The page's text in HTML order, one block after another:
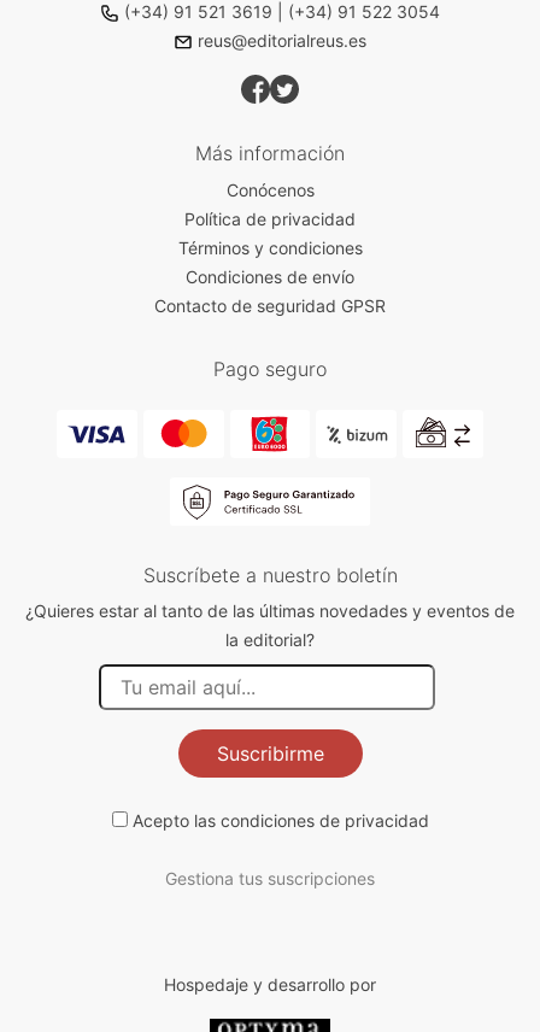
(+34) 91 521 3619
(+34) 91 522 3054
reus@editorialreus.es
Más información
Conócenos
Política de privacidad
Términos y condiciones
Condiciones de envío
Contacto de seguridad GPSR
Pago seguro
Suscríbete a nuestro boletín
¿Quieres estar al tanto de las últimas novedades y eventos de
la editorial?
Suscribirme
Acepto las condiciones de privacidad
Gestiona tus suscripciones
Hospedaje y desarrollo por